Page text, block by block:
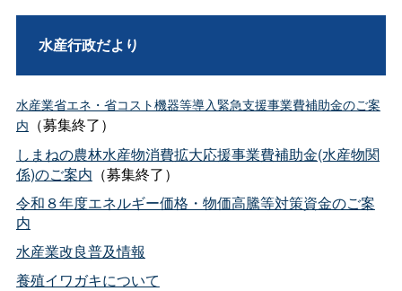
水産行政だより
水産業省エネ・省コスト機器等導入緊急支援事業費補助金のご案
内
（募集終了）
しまねの農林水産物消費拡大応援事業費補助金(水産物関
係)のご案内 （募集終了）
令和８年度エネルギー価格・物価高騰等対策資金のご案
内
水産業改良普及情報
養殖イワガキについて